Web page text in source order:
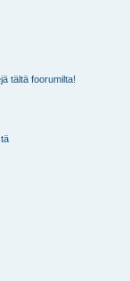
tältä foorumilta!